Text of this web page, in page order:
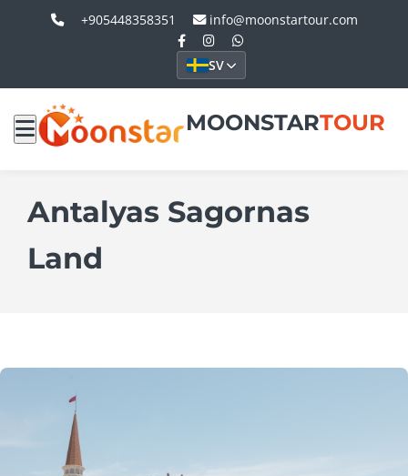
+905448358351 info@moonstartour.com
SV
MOONSTARTOUR
Antalyas Sagornas
Land